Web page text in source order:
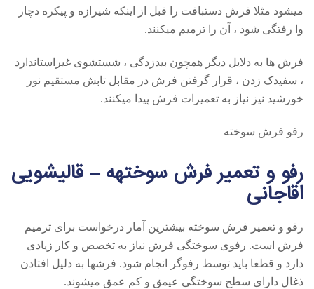
میشود مثلا فرش دستبافت را قبل از اینکه شیرازه و پیکره دچار
وا رفتگی شود ، آن را ترمیم میکنند.
فرش ها به دلایل دیگر همچون بیدزدگی ، شستشوی غیراستاندارد
، سفیدک زدن ، قرار گرفتن فرش در مقابل تابش مستقیم نور
خورشید نیز نیاز به تعمیرات فرش پیدا میکنند.
رفو فرش سوخته
رفو و تعمیر فرش سوختهه – قالیشویی
اقاجانی
رفو و تعمیر فرش سوخته بیشترین آمار درخواست برای ترمیم
فرش است. رفوی سوختگی فرش نیاز به تخصص و کار زیادی
دارد و قطعا باید توسط رفوگر انجام شود. فرشها به دلیل افتادن
ذغال دارای سطح سوختگی عیمق و کم عمق میشوند.